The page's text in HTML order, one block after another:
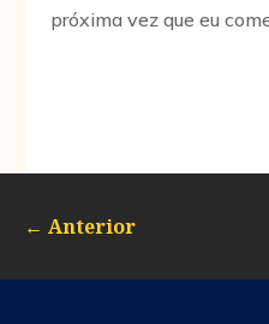
próxima vez que eu
← Anterior